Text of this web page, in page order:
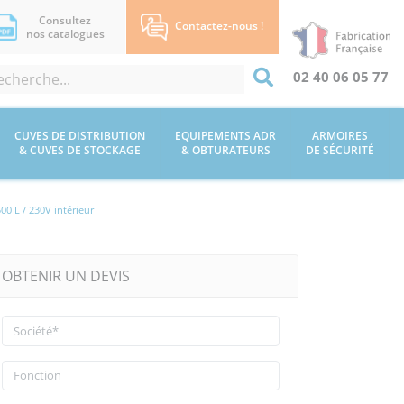
Consultez
nos catalogues
Contactez-nous !
02 40 06 05 77
CUVES DE DISTRIBUTION
& CUVES DE STOCKAGE
EQUIPEMENTS ADR
& OBTURATEURS
ARMOIRES
DE SÉCURITÉ
L / 230V intérieur
OBTENIR UN DEVIS